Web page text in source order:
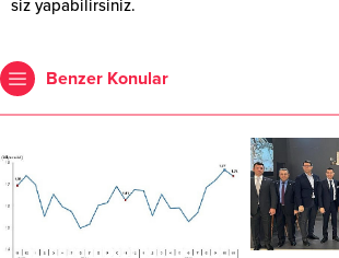
siz yapabilirsiniz.
Benzer Konular